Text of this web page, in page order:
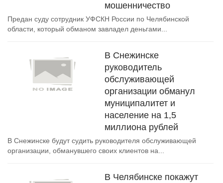
мошенничество
Предан суду сотрудник УФСКН России по Челябинской
области, который обманом завладел деньгами...
В Снежинске
руководитель
обслуживающей
организации обманул
муниципалитет и
население на 1,5
миллиона рублей
В Снежинске будут судить руководителя обслуживающей
организации, обманувшего своих клиентов на...
В Челябинске покажут